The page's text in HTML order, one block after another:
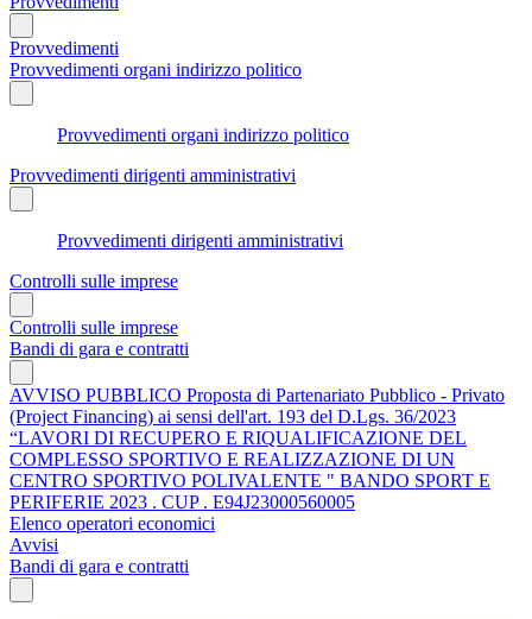
Provvedimenti
Provvedimenti organi indirizzo politico
Provvedimenti organi indirizzo politico
Provvedimenti dirigenti amministrativi
Provvedimenti dirigenti amministrativi
Controlli sulle imprese
Controlli sulle imprese
Bandi di gara e contratti
AVVISO PUBBLICO Proposta di Partenariato Pubblico - Privato
(Project Financing) ai sensi dell'art. 193 del D.Lgs. 36/2023
“LAVORI DI RECUPERO E RIQUALIFICAZIONE DEL
COMPLESSO SPORTIVO E REALIZZAZIONE DI UN
CENTRO SPORTIVO POLIVALENTE " BANDO SPORT E
PERIFERIE 2023 . CUP . E94J23000560005
Elenco operatori economici
Avvisi
Bandi di gara e contratti